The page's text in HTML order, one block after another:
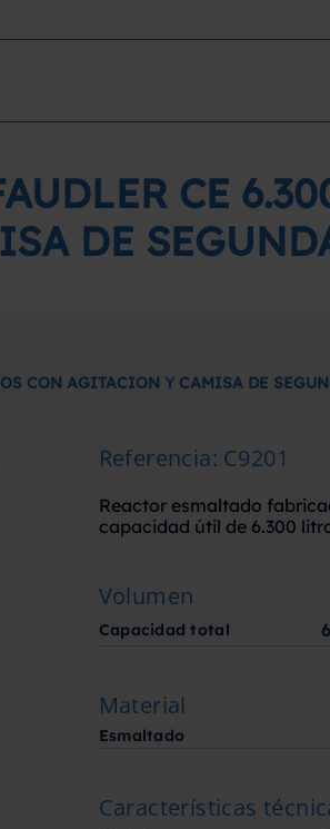
CE
DE
CON AGITACION Y CAMISA DE
Referencia: C9201
Reactor esmaltado
capacidad útil de 6.300
Volumen
Capacidad total
Material
Esmaltado
Características